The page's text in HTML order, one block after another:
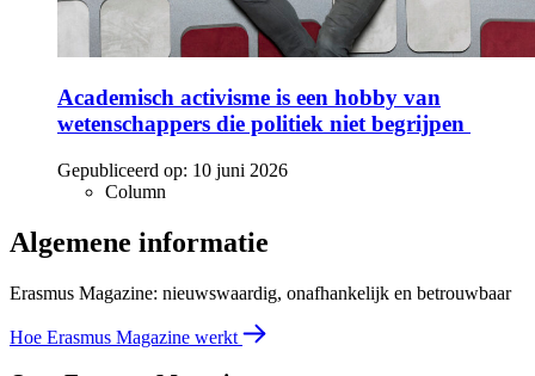
Academisch activisme is een hobby van
wetenschappers die politiek niet begrijpen
Gepubliceerd op: 10 juni 2026
Column
Algemene informatie
Erasmus Magazine: nieuwswaardig, onafhankelijk en betrouwbaar
Hoe Erasmus Magazine werkt